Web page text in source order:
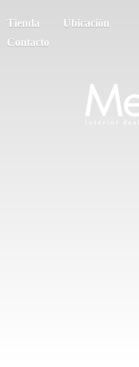
Tienda
Ubicación
Contacto